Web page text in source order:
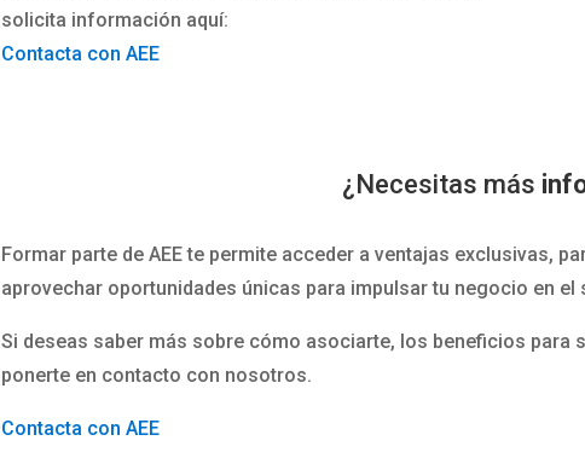
solicita información aquí:
Contacta con AEE
¿Necesitas más
Formar parte de AEE te permite acceder a ventajas exclusivas,
aprovechar oportunidades únicas para impulsar tu negocio en el
Si deseas saber más sobre cómo asociarte, los beneficios para
ponerte en contacto con nosotros.
Contacta con AEE